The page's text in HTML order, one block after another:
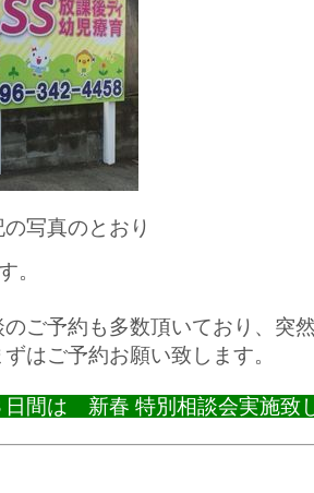
写真のとおり
。
ご予約も多数頂いており、突
はご予約お願い致します。
日間は 新春 特別相談会実施致